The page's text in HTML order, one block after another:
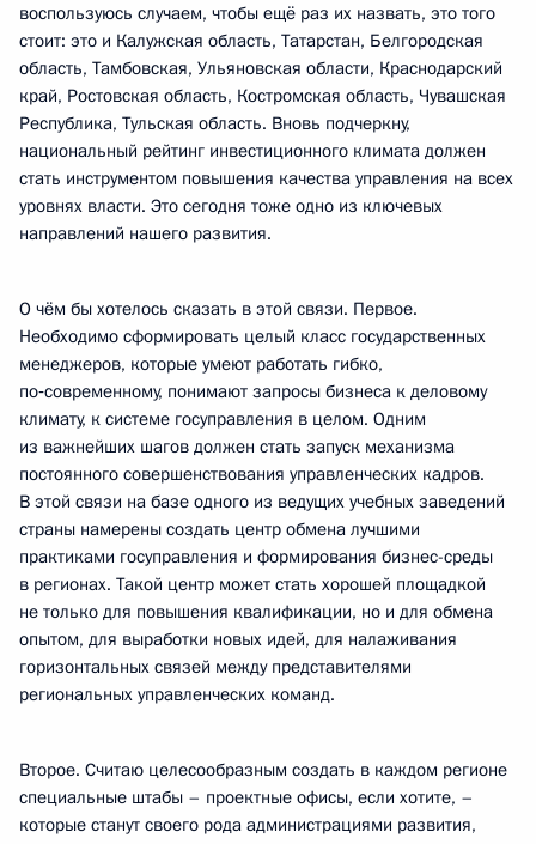
воспользуюсь случаем, чтобы ещё раз их назвать, это того
стоит: это и Калужская область, Татарстан, Белгородская
область, Тамбовская, Ульяновская области, Краснодарский
край, Ростовская область, Костромская область, Чувашская
Республика, Тульская область. Вновь подчеркну,
национальный рейтинг инвестиционного климата должен
стать инструментом повышения качества управления на всех
уровнях власти. Это сегодня тоже одно из ключевых
направлений нашего развития.
О чём бы хотелось сказать в этой связи. Первое.
Необходимо сформировать целый класс государственных
менеджеров, которые умеют работать гибко,
по‑современному, понимают запросы бизнеса к деловому
климату, к системе госуправления в целом. Одним
из важнейших шагов должен стать запуск механизма
постоянного совершенствования управленческих кадров.
В этой связи на базе одного из ведущих учебных заведений
страны намерены создать центр обмена лучшими
практиками госуправления и формирования бизнес-среды
в регионах. Такой центр может стать хорошей площадкой
не только для повышения квалификации, но и для обмена
опытом, для выработки новых идей, для налаживания
горизонтальных связей между представителями
региональных управленческих команд.
Второе. Считаю целесообразным создать в каждом регионе
специальные штабы – проектные офисы, если хотите, –
которые станут своего рода администрациями развития,